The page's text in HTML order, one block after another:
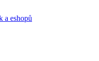
a eshopů